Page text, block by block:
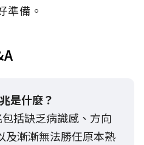
準備。
是什麼？
括缺乏病識感、方向
及漸漸無法勝任原本熟